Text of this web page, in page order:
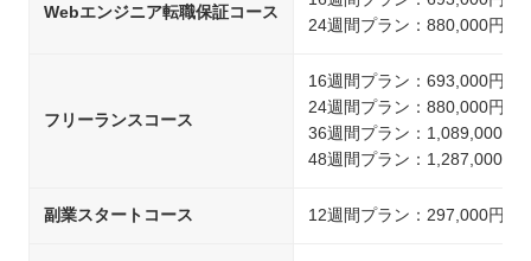
Webエンジニア転職保証コース
24週間プラン：880,000円
フリーランスコース
16週間プラン：693,000円
24週間プラン：880,000円
36週間プラン：1,089,000円
48週間プラン：1,287,000円
副業スタートコース 12週間プラン：297,000円